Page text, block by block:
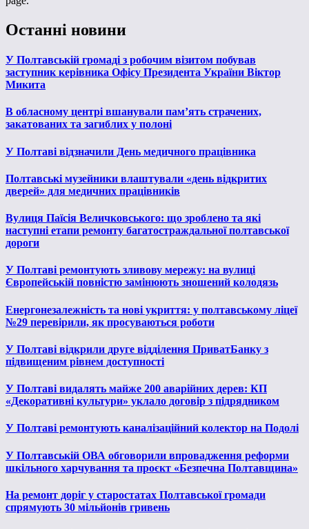
Останні новини
У Полтавській громаді з робочим візитом побував
заступник керівника Офісу Президента України Віктор
Микита
В обласному центрі вшанували пам’ять страчених,
закатованих та загиблих у полоні
У Полтаві відзначили День медичного працівника
Полтавські музейники влаштували «день відкритих
дверей» для медичних працівників
Вулиця Паїсія Величковського: що зроблено та які
наступні етапи ремонту багатостраждальної полтавської
дороги
У Полтаві ремонтують зливову мережу: на вулиці
Європейській повністю замінюють зношений колодязь
Енергонезалежність та нові укриття: у полтавському ліцеї
№29 перевірили, як просуваються роботи
У Полтаві відкрили друге відділення ПриватБанку з
підвищеним рівнем доступності
У Полтаві видалять майже 200 аварійних дерев: КП
«Декоративні культури» уклало договір з підрядником
У Полтаві ремонтують каналізаційний колектор на Подолі
У Полтавській ОВА обговорили впровадження реформи
шкільного харчування та проєкт «Безпечна Полтавщина»
На ремонт доріг у старостатах Полтавської громади
спрямують 30 мільйонів гривень